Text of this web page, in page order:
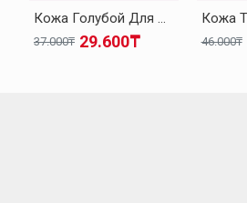
Кожа Голубой Для Мальчиков Спортивная 157XA2022
29.600₸
37.000₸ 46.000₸